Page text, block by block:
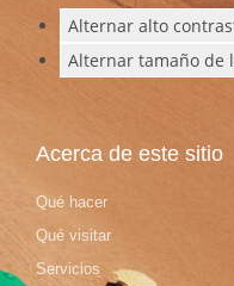
Alternar alto
Alternar tamaño de
Acerca de este sitio
Qué hacer
Qué visitar
Servicios